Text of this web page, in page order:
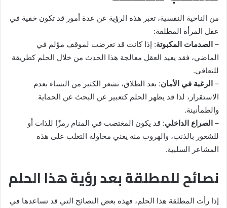
من الناحية النفسية، تعبر هذه الرؤية عن عدة أمور قد تكون خفية في
عقل المرأة المطلقة:
– الصدمات المكبوتة: إذا كانت قد تعرضت لموقف مؤلم في
الماضي، فقد يعيد العقل معالجة هذا الحدث من خلال الحلم كطريقة
للتعافي.
– الرغبة في الأمان: بعد الطلاق، تشعر الكثير من النساء بعدم
الاستقرار، لذا قد يظهر الحلم كتعبير عن البحث عن الحماية
والطمأنينة.
– الصراع الداخلي: قد يكون المغتصب في المنام رمزًا للذات أو
للشعور بالذنب، والهروب منه يعني محاولة التغلب على هذه
المشاعر السلبية.
نصائح للمطلقة بعد رؤية هذا الحلم
إذا رأت المطلقة هذا الحلم، فهذه بعض النصائح التي قد تساعدها في